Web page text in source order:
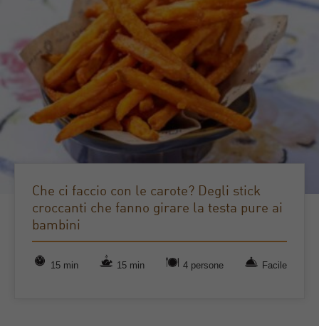
Che ci faccio con le carote? Degli stick
croccanti che fanno girare la testa pure ai
bambini
15 min 15 min 4 persone Facile